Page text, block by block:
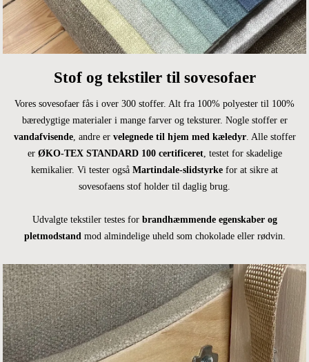
Stof og tekstiler til sovesofaer
Vores sovesofaer fås i over 300 stoffer. Alt fra 100% polyester til 100%
bæredygtige materialer i mange farver og teksturer. Nogle stoffer er
vandafvisende, andre er velegnede til hjem med kæledyr. Alle stoffer
er ØKO-TEX STANDARD 100 certificeret, testet for skadelige
kemikalier. Vi tester også Martindale-slidstyrke for at sikre at
sovesofaens stof holder til daglig brug.
Udvalgte tekstiler testes for brandhæmmende egenskaber og
pletmodstand mod almindelige uheld som chokolade eller rødvin.